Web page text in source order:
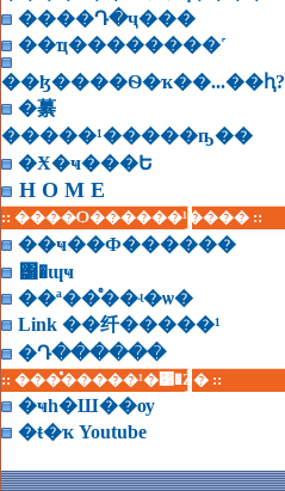
����Դ�ҷ���
��ҵ��������˹
��ɮ����Ѳ�ҡ��...��ԧ?
�繤
�����¹�����ҧ��
�Ӿ�ҹ���Ե
H O M E
:: ����Ѻ������¹���� ::
��ҹ��Ф������
͸�ɰҹ
��ª��ͤ��ʵ�ѡ�
Link ��纤�����¹
�Դ������
:: ���ͤ�����¹�͹�Ź� ::
�ҹһ�Ш��ѹ
�ŧ�ҡ Youtube